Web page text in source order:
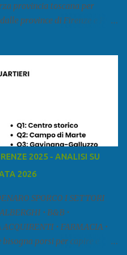
provincia toscana per
province di Firenze e Pisa)
a sud con la provincia di
Serchio Ÿ la Garfagnana
criminali (principali) Le
rilevanti. Si segnala che
parlamentare
Dalla ricerc...
2025 - ANALISI SU
2026
SPORCO I SETTORI
• B&B •
• FARMACIA •
porsi per capire e